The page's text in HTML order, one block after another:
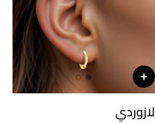
لازوردي